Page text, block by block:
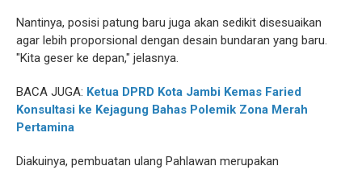
Nantinya, posisi patung baru juga akan sedikit disesuaikan
agar lebih proporsional dengan desain bundaran yang baru.
"Kita geser ke depan," jelasnya.
BACA JUGA: Ketua DPRD Kota Jambi Kemas Faried
Konsultasi ke Kejagung Bahas Polemik Zona Merah
Pertamina
Diakuinya, pembuatan ulang Pahlawan merupakan